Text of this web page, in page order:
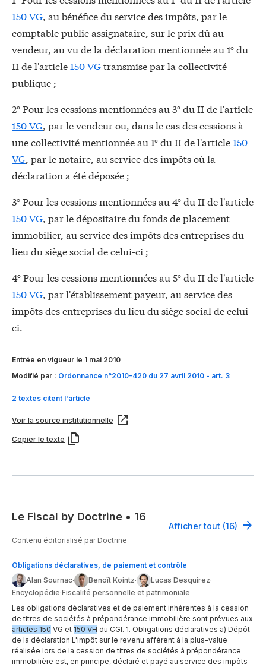
150 VG, au bénéfice du service des impôts, par le
comptable public assignataire, sur le prix dû au
vendeur, au vu de la déclaration mentionnée au 1° du
II de l'article150 VGtransmise par la collectivité
publique ;
2° Pour les cessions mentionnées au 3° du II de l'article
150 VG, par le vendeur ou, dans le cas des cessions à
une collectivité mentionnée au 1° du II de l'article150
VG, par le notaire, au service des impôts où la
déclaration a été déposée ;
3° Pour les cessions mentionnées au 4° du II de l'article
150 VG, par le dépositaire du fonds de placement
immobilier, au service des impôts des entreprises du
lieu du siège social de celui-ci ;
4° Pour les cessions mentionnées au 5° du II de l'article
150 VG, par l'établissement payeur, au service des
impôts des entreprises du lieu du siège social de celui-
ci.
Entrée en vigueur le 1 mai 2010
Modifié par : Ordonnance n°2010-420 du 27 avril 2010 - art. 3
2 textes citent l'article
Voir la source institutionnelle
Copier le texte
Le Fiscal by Doctrine • 16
Afficher tout (16)
Contenu éditorialisé par Doctrine
Obligations déclaratives, de paiement et contrôle
Alan Sournac· Benoît Kointz· Lucas Desquirez·
Encyclopédie·Fiscalité personnelle et patrimoniale
Les obligations déclaratives et de paiement inhérentes à la cession
de titres de sociétés à prépondérance immobilière sont prévues aux
articles 150 VG et 150 VH du CGI. 1. Obligations déclaratives a) Dépôt
de la déclaration L'impôt sur le revenu afférent à la plus-value
réalisée lors de la cession de titres de sociétés à prépondérance
immobilière est, en principe, déclaré et payé au service des impôts